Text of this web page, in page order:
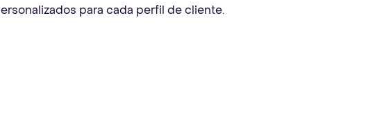
para cada perfil de cliente.